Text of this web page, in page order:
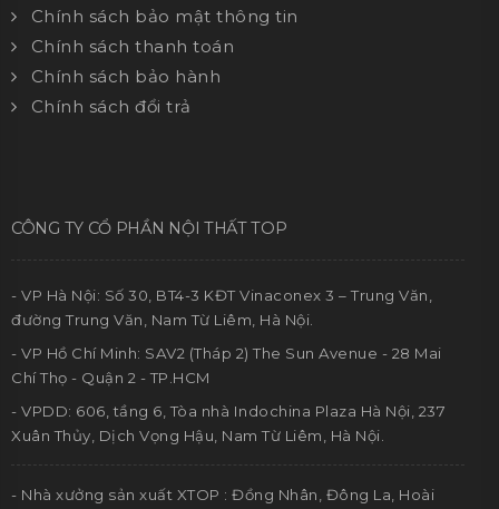
Chính sách bảo mật thông tin
Chính sách thanh toán
Chính sách bảo hành
Chính sách đổi trả
CÔNG TY CỔ PHẦN NỘI THẤT TOP
- VP Hà Nội: Số 30, BT4-3 KĐT Vinaconex 3 – Trung Văn,
đường Trung Văn, Nam Từ Liêm, Hà Nội.
- VP Hồ Chí Minh: SAV2 (Tháp 2) The Sun Avenue - 28 Mai
Chí Thọ - Quận 2 - TP.HCM
- VPDD: 606, tầng 6, Tòa nhà Indochina Plaza Hà Nội, 237
Xuân Thủy, Dịch Vọng Hậu, Nam Từ Liêm, Hà Nội.
- Nhà xưởng sản xuất XTOP : Đồng Nhân, Đông La, Hoài